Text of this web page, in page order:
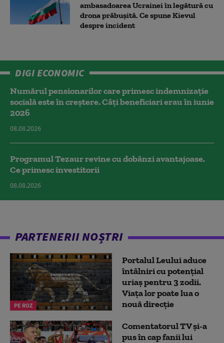
ambasadoarea Ucrainei în legătură cu
drona prăbuşită. Ce spune Kievul
despre incident
DIGI ECONOMIC
Numărul pensionarilor care primesc indemnizaţie
socială este în creștere. Câți beneficiari erau în iunie
2026
08.08.2026
Programul Tezaur revine cu dobânzi avantajoase.
Ce primesc investitorii
08.08.2026
PARTENERII NOȘTRI
PE ROZ
Portalul Leului aduce
întâlniri cu potențial
uriaș pentru 3 zodii.
Viața lor poate lua o
nouă direcție
Comentatorul TV și-a
pus în cap fanii lui